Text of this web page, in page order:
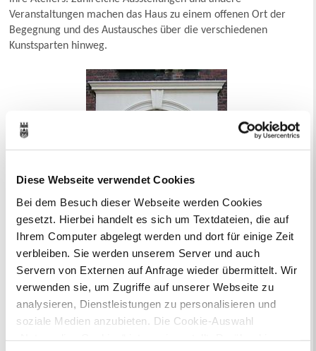
Diese Webseite verwendet Cookies
Bei dem Besuch dieser Webseite werden Cookies
gesetzt. Hierbei handelt es sich um Textdateien, die auf
Ihrem Computer abgelegt werden und dort für einige Zeit
verbleiben. Sie werden unserem Server und auch
Servern von Externen auf Anfrage wieder übermittelt. Wir
verwenden sie, um Zugriffe auf unserer Webseite zu
analysieren, Dienstleistungen zu personalisieren und
soziale Medien anzubieten. Die Cookie-Auswahl
Veranstaltungen machen das Haus zu einem offenen Ort der
Begegnung und des Austausches über die verschiedenen
Kunstsparten hinweg.
Interessierte Bürger sind herzlich willkommen, die
Ausstellungen im Ausstellungsraum zu besuchen. So ist die